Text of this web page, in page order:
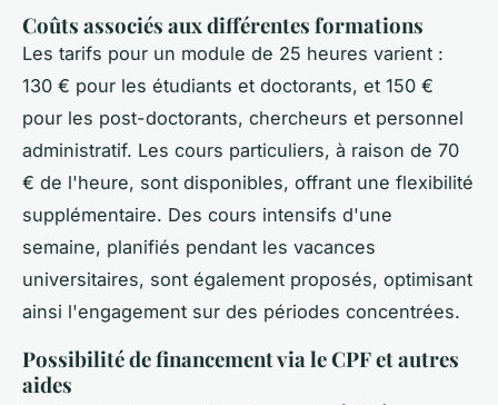
Coûts associés aux différentes formations
Les tarifs pour un module de 25 heures varient :
130 € pour les étudiants et doctorants, et 150 €
pour les post-doctorants, chercheurs et personnel
administratif. Les cours particuliers, à raison de 70
€ de l'heure, sont disponibles, offrant une flexibilité
supplémentaire. Des cours intensifs d'une
semaine, planifiés pendant les vacances
universitaires, sont également proposés, optimisant
ainsi l'engagement sur des périodes concentrées.
Possibilité de financement via le CPF et autres
aides